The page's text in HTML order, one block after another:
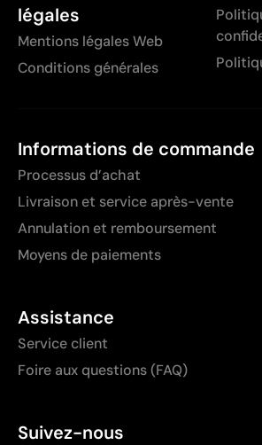
légales
Mentions légales Web
Conditions générales
Informations de commande
Processus d’achat
Livraison et service après-vente
Annulation et remboursement
Moyens de paiements
Assistance
Service client
Foire aux questions (FAQ)
Suivez-nous